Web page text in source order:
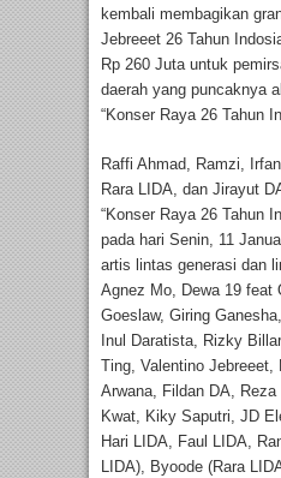
kembali membagikan
Jebreeet 26 Tahun
Rp 260 Juta untuk
daerah yang puncaknya
“Konser Raya 26 Tahun
Raffi Ahmad, Ramzi,
Rara LIDA, dan Jirayut
“Konser Raya 26 Tahun
pada hari Senin, 11
artis lintas generasi dan
Agnez Mo, Dewa 19 feat
Goeslaw, Giring
Inul Daratista, Rizky
Ting, Valentino Jebreeet,
Arwana, Fildan DA,
Kwat, Kiky Saputri, JD
Hari LIDA, Faul LIDA,
LIDA), Byoode (Rara